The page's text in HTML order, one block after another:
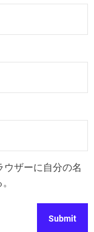
ウザーに自分の名